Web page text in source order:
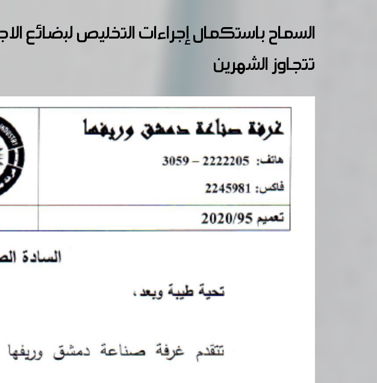
السماح باستكمال إجراءات التخليص لبضائع
تتجاوز الشهرين